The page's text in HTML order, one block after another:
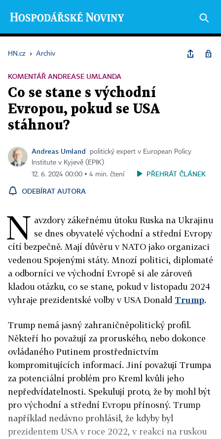
HN.cz › Archiv
KOMENTÁŘ ANDREASE UMLANDA
Co se stane s východní
Evropou, pokud se USA
stáhnou?
Andreas Umland
politický expert v European Policy
Institute v Kyjevě (EPIK)
12. 6. 2024 00:00 ▪ 4 min. čtení
PŘEHRÁT ČLÁNEK
ODEBÍRAT AUTORA
N avzdory zákeřnému útoku Ruska na Ukrajinu
se dnes obyvatelé východní a střední Evropy
cítí bezpečně. Mají důvěru v NATO jako organizaci
vedenou Spojenými státy. Mnozí politici, diplomaté
a odborníci ve východní Evropě si ale zároveň
kladou otázku, co se stane, pokud v listopadu 2024
vyhraje prezidentské volby v USA Donald Trump.
Trump nemá jasný zahraničněpolitický profil.
Někteří ho považují za proruského, nebo dokonce
ovládaného Putinem prostřednictvím
kompromitujících informací. Jiní považují Trumpa
za potenciální problém pro Kreml kvůli jeho
nepředvídatelnosti. Spekulují proto, že by mohl být
pro východní a střední Evropu přínosný. Trump
například nedávno prohlásil, že kdyby byl
prezidentem USA v roce 2022, v reakci na ruskou